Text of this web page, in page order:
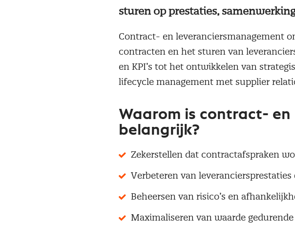
sturen op prestaties,
Contract- en leveranciersmanagement
contracten en het sturen van
en KPI’s tot het ontwikkelen van
lifecycle management met supplier
Waarom is contract-
belangrijk?
Zekerstellen dat contractafspraken
Verbeteren van
Beheersen van risico’s en
Maximaliseren van waarde